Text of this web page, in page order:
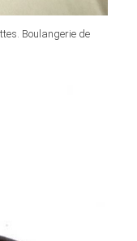
Boulangerie de